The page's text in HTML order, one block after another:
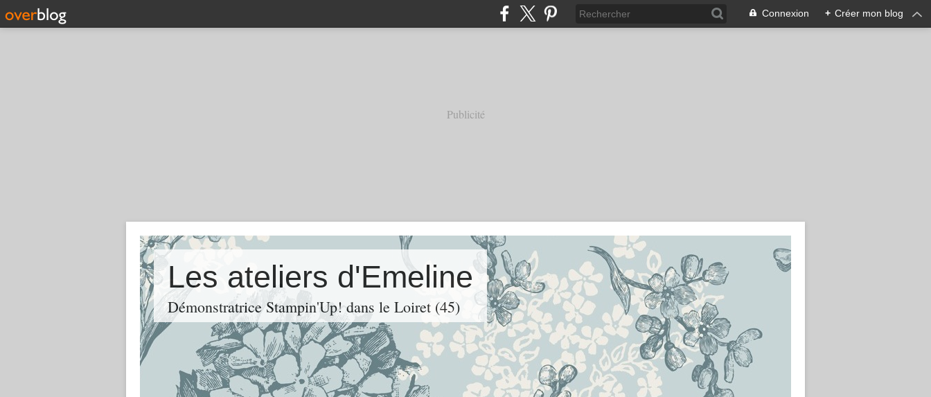
Connexion + Créer mon blog
Publicité
Les ateliers d'Emeline
Démonstratrice Stampin'Up! dans le Loiret (45)